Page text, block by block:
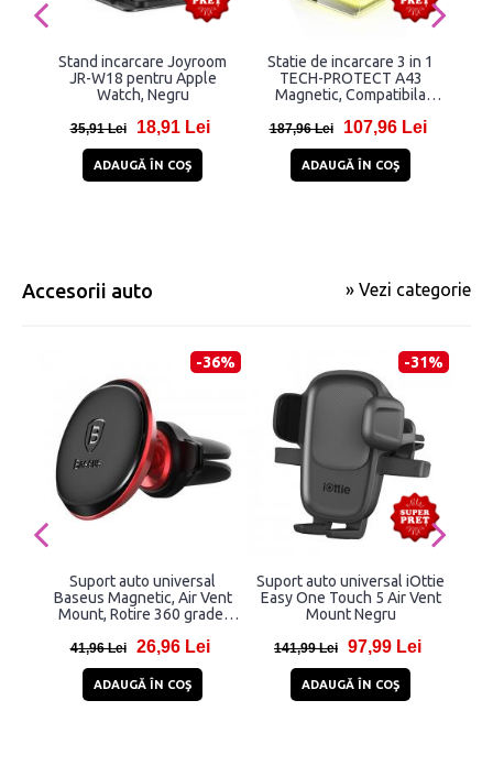
Stand incarcare Joyroom
JR-W18 pentru Apple
Watch, Negru
35,91 Lei 18,91 Lei
ADAUGĂ ÎN COŞ
Statie de incarcare 3 in 1
TECH-PROTECT A43
Magnetic, Compatibila
15W, Cablu USB-C 1m
187,96 Lei 107,96 Lei
ADAUGĂ ÎN COŞ
Accesorii auto » Vezi categorie
-36%
Suport auto universal
Baseus Magnetic, Air Vent
Mount, Rotire 360 grade,
41,96 Lei 26,96 Lei
ADAUGĂ ÎN COŞ
-31%
Suport auto universal iOttie
Easy One Touch 5 Air Vent
Mount Negru
141,99 Lei 97,99 Lei
ADAUGĂ ÎN COŞ